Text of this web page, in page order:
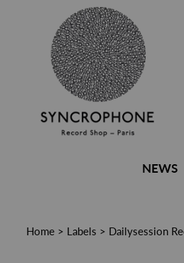
NEWS
Home > Labels > Dailysession